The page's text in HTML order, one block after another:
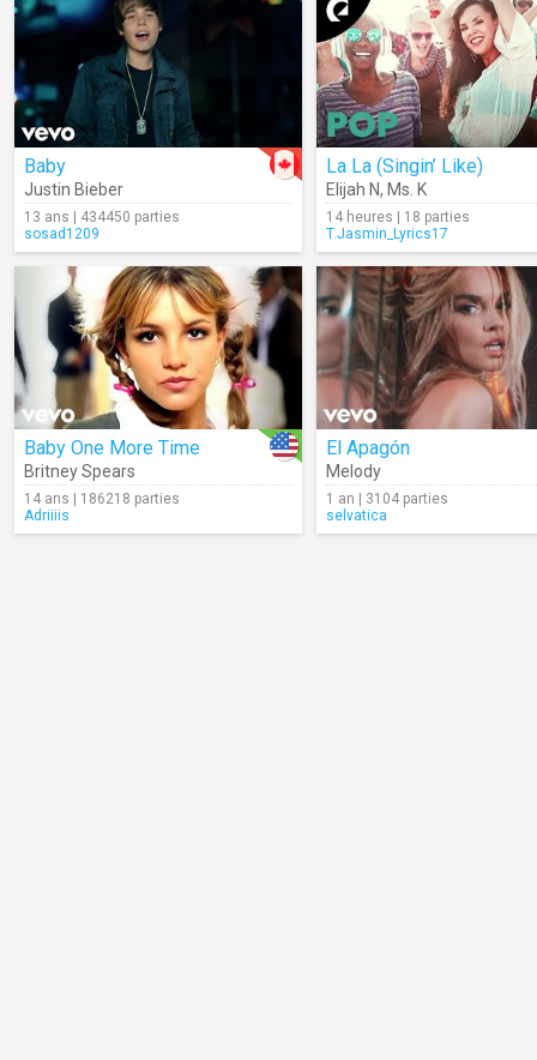
Baby
Justin Bieber
13 ans | 434450 parties
sosad1209
La La (Singin’ Like)
Elijah N, Ms. K
14 heures | 18 parties
T.Jasmin_Lyrics17
Baby One More Time
Britney Spears
14 ans | 186218 parties
Adriiiis
El Apagón
Melody
1 an | 3104 parties
selvatica